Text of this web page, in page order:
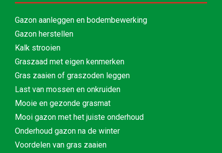
Gazon aanleggen en bodembewerking
Gazon herstellen
Kalk strooien
Graszaad met eigen kenmerken
Gras zaaien of graszoden leggen
Last van mossen en onkruiden
Mooie en gezonde grasmat
Mooi gazon met het juiste onderhoud
Onderhoud gazon na de winter
Voordelen van gras zaaien